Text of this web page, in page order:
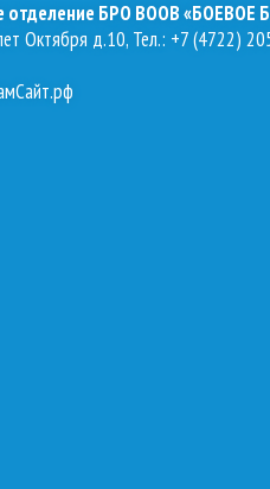
отделение БРО ВООВ «БОЕВОЕ
Октября д.10, Тел.: +7 (4722)